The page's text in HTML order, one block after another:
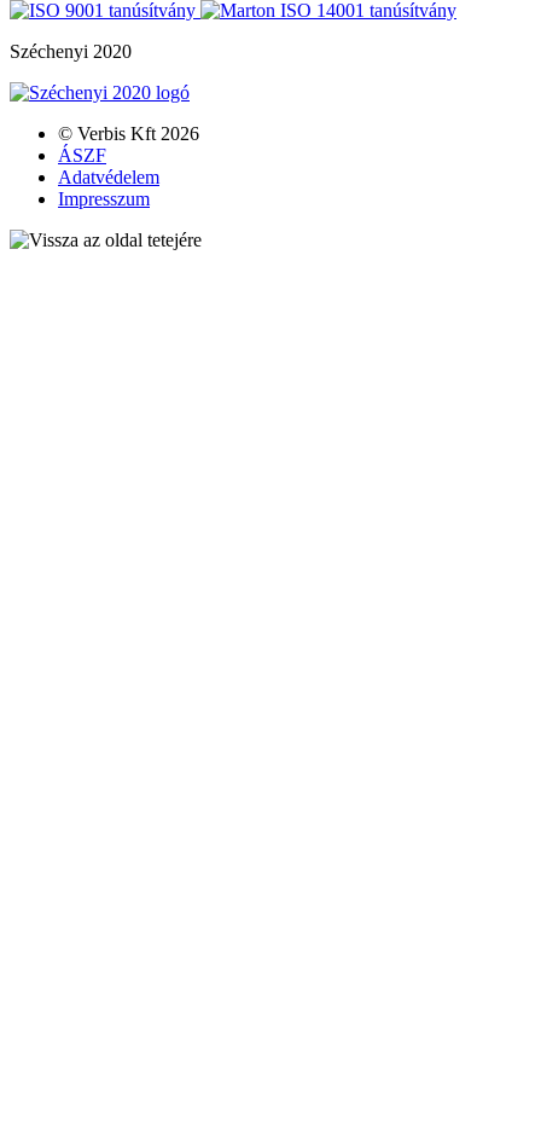
Széchenyi 2020
© Verbis Kft 2026
ÁSZF
Adatvédelem
Impresszum